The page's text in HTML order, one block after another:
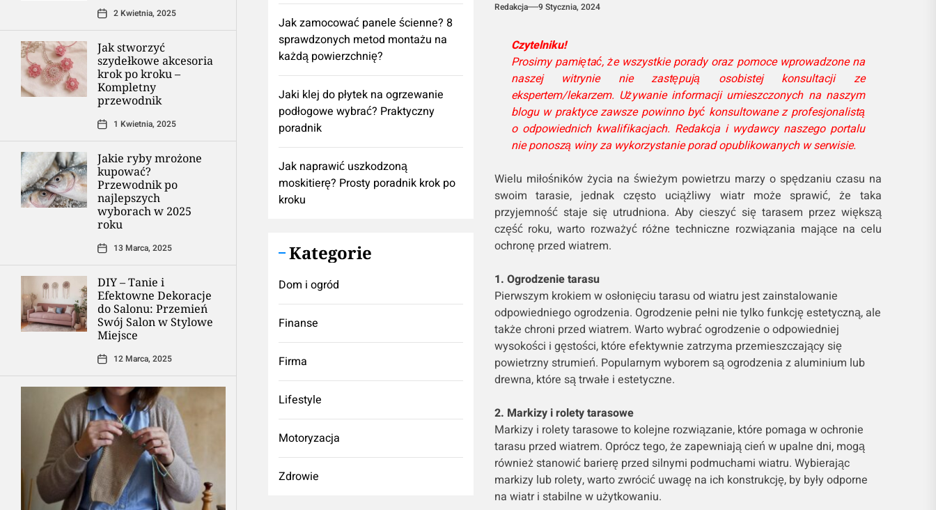
2 Kwietnia, 2025
Jak stworzyć
szydełkowe akcesoria
krok po kroku –
Kompletny
przewodnik
1 Kwietnia, 2025
Jakie ryby mrożone
kupować?
Przewodnik po
najlepszych
wyborach w 2025
roku
13 Marca, 2025
DIY – Tanie i
Efektowne Dekoracje
do Salonu: Przemień
Swój Salon w Stylowe
Miejsce
12 Marca, 2025
Redakcja 9 Stycznia, 2024
Czytelniku!
Prosimy pamiętać, że wszystkie porady oraz pomoce wprowadzone na
naszej witrynie nie zastępują osobistej konsultacji ze
ekspertem/lekarzem. Używanie informacji umieszczonych na naszym
blogu w praktyce zawsze powinno być konsultowane z profesjonalistą
o odpowiednich kwalifikacjach. Redakcja i wydawcy naszego portalu
nie ponoszą winy za wykorzystanie porad opublikowanych w serwisie.
Wielu miłośników życia na świeżym powietrzu marzy o spędzaniu czasu na
swoim tarasie, jednak często uciążliwy wiatr może sprawić, że taka
przyjemność staje się utrudniona. Aby cieszyć się tarasem przez większą
część roku, warto rozważyć różne techniczne rozwiązania mające na celu
ochronę przed wiatrem.
1. Ogrodzenie tarasu
Pierwszym krokiem w osłonięciu tarasu od wiatru jest zainstalowanie
odpowiedniego ogrodzenia. Ogrodzenie pełni nie tylko funkcję estetyczną, ale
także chroni przed wiatrem. Warto wybrać ogrodzenie o odpowiedniej
wysokości i gęstości, które efektywnie zatrzyma przemieszczający się
powietrzny strumień. Popularnym wyborem są ogrodzenia z aluminium lub
drewna, które są trwałe i estetyczne.
2. Markizy i rolety tarasowe
Markizy i rolety tarasowe to kolejne rozwiązanie, które pomaga w ochronie
tarasu przed wiatrem. Oprócz tego, że zapewniają cień w upalne dni, mogą
również stanowić barierę przed silnymi podmuchami wiatru. Wybierając
markizy lub rolety, warto zwrócić uwagę na ich konstrukcję, by były odporne
na wiatr i stabilne w użytkowaniu.
Jak zamocować panele ścienne? 8
sprawdzonych metod montażu na
każdą powierzchnię?
Jaki klej do płytek na ogrzewanie
podłogowe wybrać? Praktyczny
poradnik
Jak naprawić uszkodzoną
moskitierę? Prosty poradnik krok po
kroku
Kategorie
Dom i ogród
Finanse
Firma
Lifestyle
Motoryzacja
Zdrowie